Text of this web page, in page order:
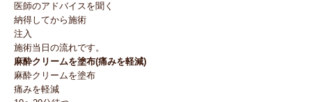
医師のアドバイスを聞く
納得してから施術
注入
施術当日の流れです。
麻酔クリームを塗布(痛みを軽減)
麻酔クリームを塗布
痛みを軽減